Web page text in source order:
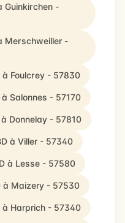
Guinkirchen -
Merschweiller -
à Foulcrey - 57830
Salonnes - 57170
Donnelay - 57810
à Viller - 57340
à Lesse - 57580
à Maizery - 57530
à Harprich - 57340